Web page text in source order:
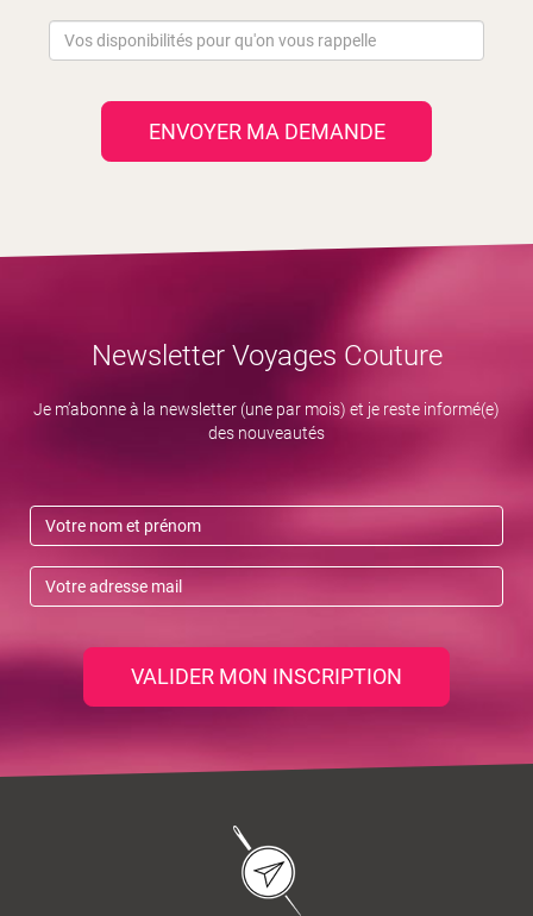
ENVOYER MA DEMANDE
Newsletter Voyages Couture
Je m’abonne à la newsletter (une par mois) et je reste informé(e)
des nouveautés
VALIDER MON INSCRIPTION